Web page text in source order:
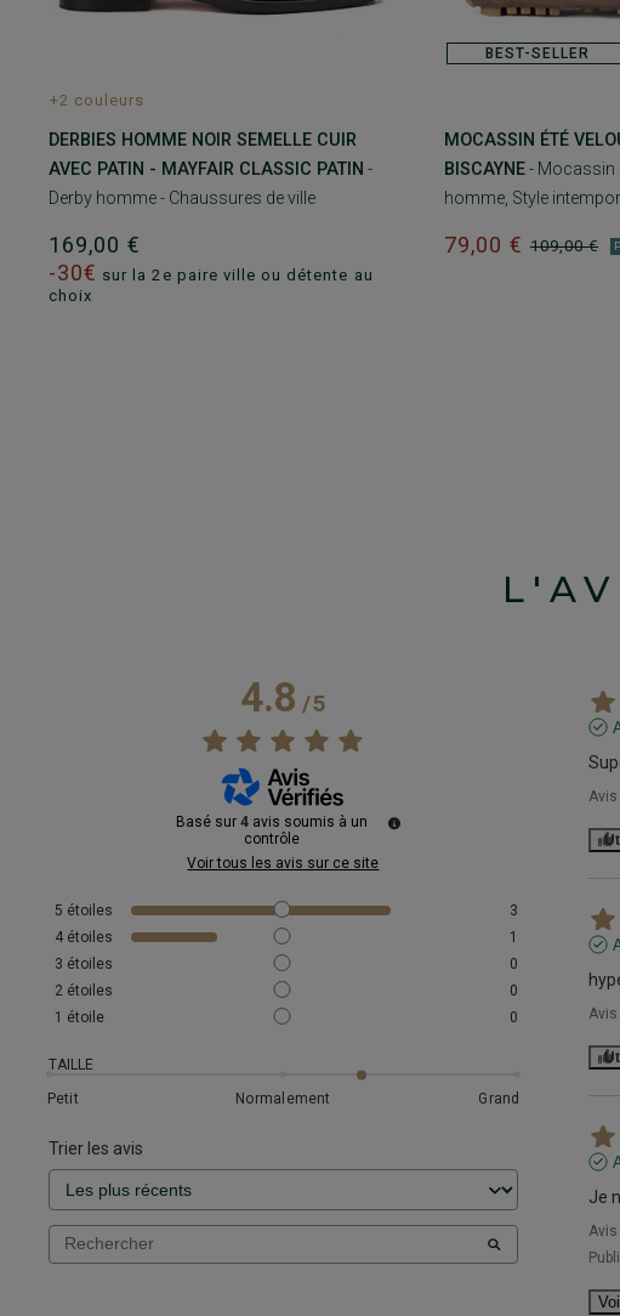
+2 couleurs
DERBIES HOMME NOIR SEMELLE CUIR
AVEC PATIN - MAYFAIR CLASSIC PATIN -
Derby homme - Chaussures de ville
169,00 €
-30€ sur la 2e paire ville ou détente au
choix
BEST-SELLER
MOCASSIN ÉTÉ
BISCAYNE- Mocassin
homme, Style
109,00 €
79,00 €
4.8/5
Basé sur4 avis soumis à un
contrôle
Voir tous les avis sur ce site
5 étoiles
3
4 étoiles
1
3 étoiles
0
2 étoiles
0
1 étoile 0
TAILLE
Petit
Normalement Grand
Trier les avis
Avis
Avis
Je
Avis